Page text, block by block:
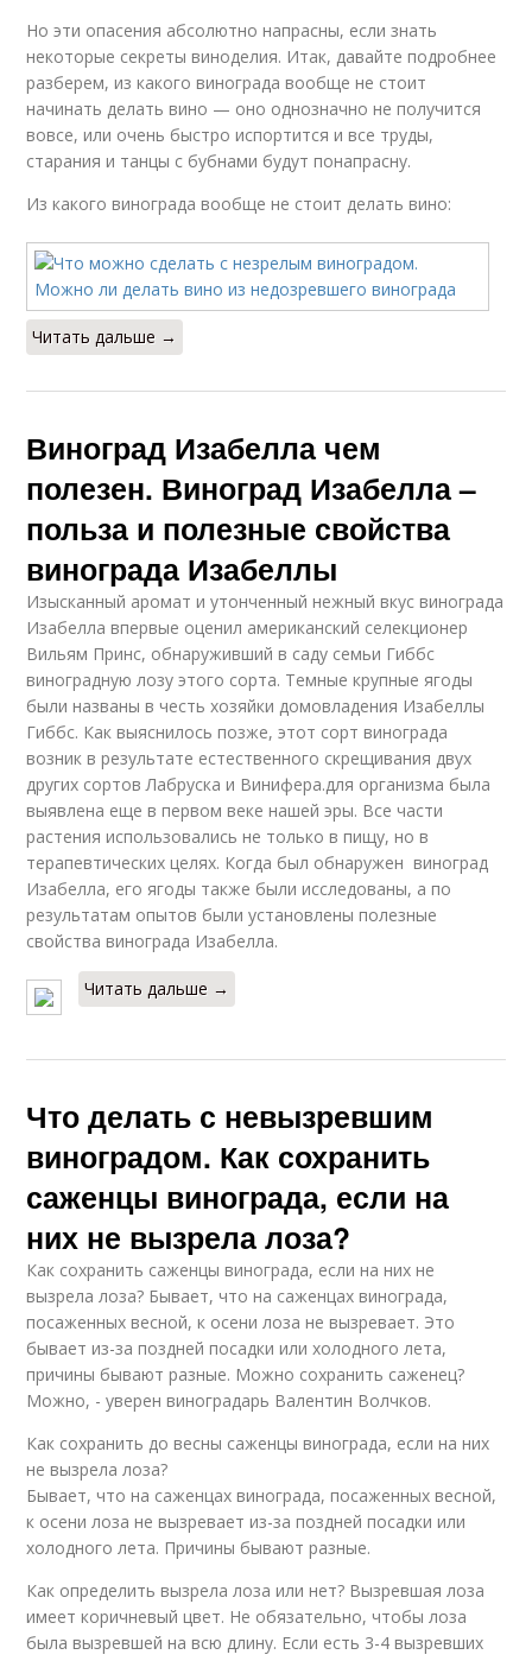
Но эти опасения абсолютно напрасны, если знать
некоторые секреты виноделия. Итак, давайте подробнее
разберем, из какого винограда вообще не стоит
начинать делать вино — оно однозначно не получится
вовсе, или очень быстро испортится и все труды,
старания и танцы с бубнами будут понапрасну.
Из какого винограда вообще не стоит делать вино:
Читать дальше →
Виноград Изабелла чем
полезен. Виноград Изабелла –
польза и полезные свойства
винограда Изабеллы
Изысканный аромат и утонченный нежный вкус винограда
Изабелла впервые оценил американский селекционер
Вильям Принс, обнаруживший в саду семьи Гиббс
виноградную лозу этого сорта. Темные крупные ягоды
были названы в честь хозяйки домовладения Изабеллы
Гиббс. Как выяснилось позже, этот сорт винограда
возник в результате естественного скрещивания двух
других сортов Лабруска и Винифера.для организма была
выявлена еще в первом веке нашей эры. Все части
растения использовались не только в пищу, но в
терапевтических целях. Когда был обнаружен виноград
Изабелла, его ягоды также были исследованы, а по
результатам опытов были установлены полезные
свойства винограда Изабелла.
Читать дальше →
Что делать с невызревшим
виноградом. Как сохранить
саженцы винограда, если на
них не вызрела лоза?
Как сохранить саженцы винограда, если на них не
вызрела лоза? Бывает, что на саженцах винограда,
посаженных весной, к осени лоза не вызревает. Это
бывает из-за поздней посадки или холодного лета,
причины бывают разные. Можно сохранить саженец?
Можно, - уверен виноградарь Валентин Волчков.
Как сохранить до весны саженцы винограда, если на них
не вызрела лоза?
Бывает, что на саженцах винограда, посаженных весной,
к осени лоза не вызревает из-за поздней посадки или
холодного лета. Причины бывают разные.
Как определить вызрела лоза или нет? Вызревшая лоза
имеет коричневый цвет. Не обязательно, чтобы лоза
была вызревшей на всю длину. Если есть 3-4 вызревших